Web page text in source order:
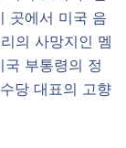
곳에서 미국 음
의 사망지인 멤
부통령의 정
당 대표의 고향